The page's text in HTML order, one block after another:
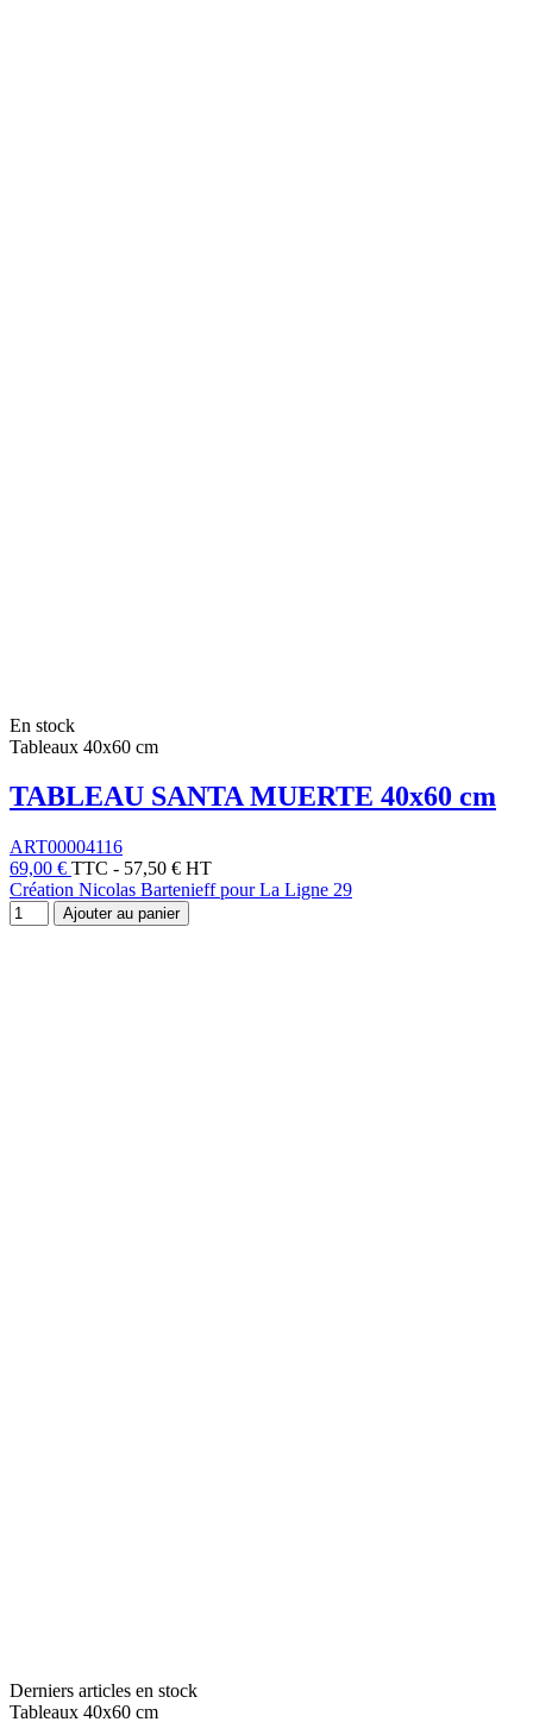
En stock
Tableaux 40x60 cm
TABLEAU SANTA MUERTE 40x60 cm
ART00004116
69,00 € TTC - 57,50 € HT
Création Nicolas Bartenieff pour La Ligne 29
Ajouter au panier
Derniers articles en stock
Tableaux 40x60 cm